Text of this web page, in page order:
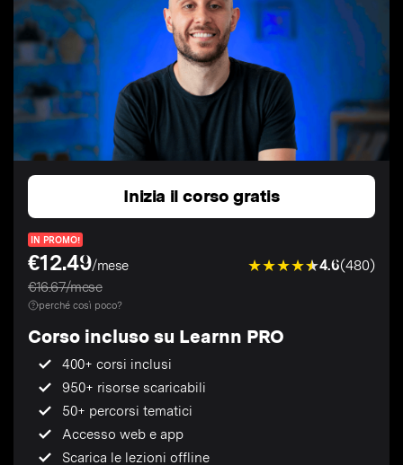
Inizia il corso gratis
IN PROMO!
€12.49/mese
€16.67/mese
4.6(480)
perché così poco?
Corso incluso su Learnn PRO
400+ corsi inclusi
950+ risorse scaricabili
50+ percorsi tematici
Accesso web e app
Scarica le lezioni offline